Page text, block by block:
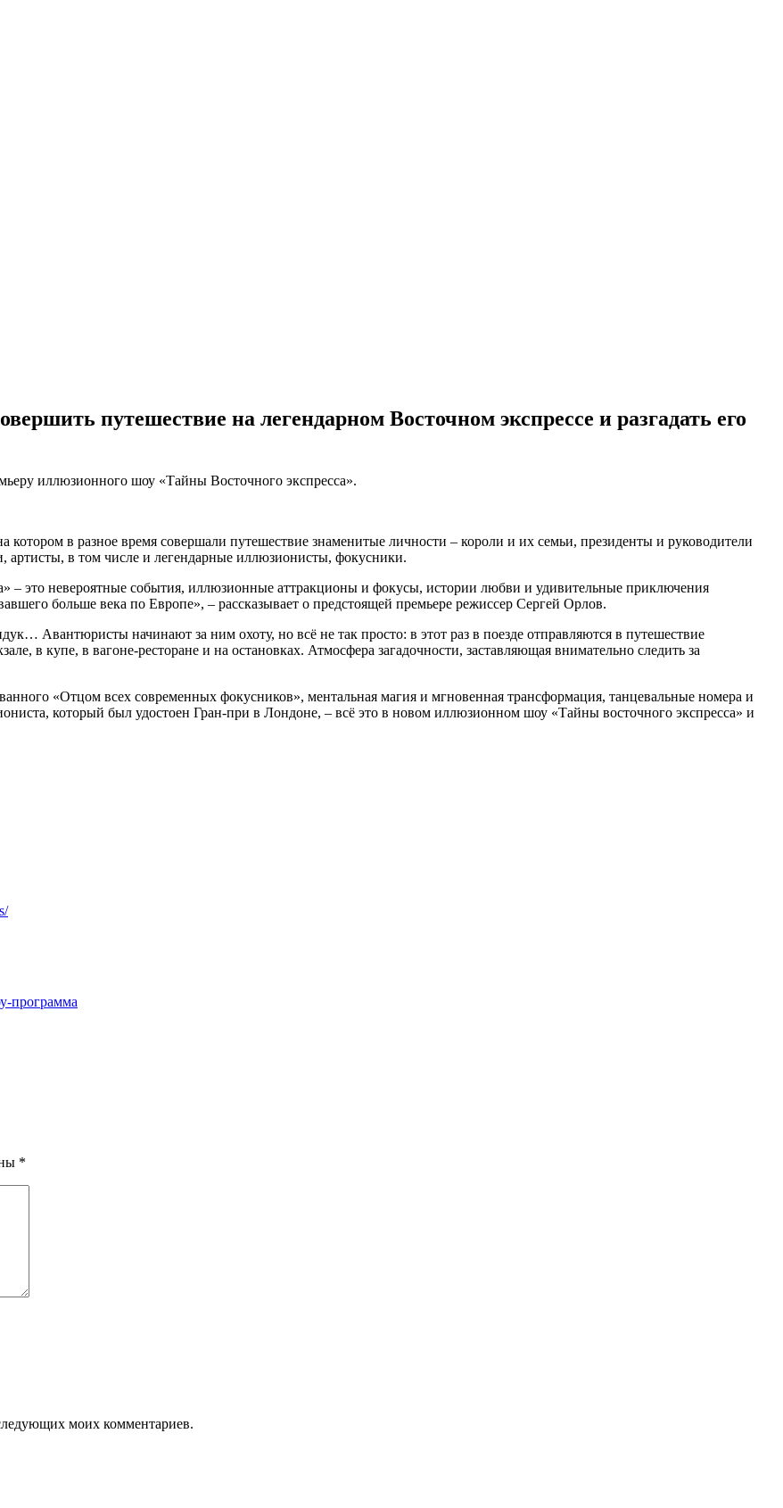
путешествие на легендарном Восточном экспрессе и разгадать его
иллюзионного шоу «Тайны Восточного экспресса».
котором в разное время совершали путешествие знаменитые личности – короли и их семьи, президенты и руководители
артисты, в том числе и легендарные иллюзионисты, фокусники.
– это невероятные события, иллюзионные аттракционы и фокусы, истории любви и удивительные приключения
больше века по Европе», – рассказывает о предстоящей премьере режиссер Сергей Орлов.
Авантюристы начинают за ним охоту, но всё не так просто: в этот раз в поезде отправляются в путешествие
в купе, в вагоне-ресторане и на остановках. Атмосфера загадочности, заставляющая внимательно следить за
«Отцом всех современных фокусников», ментальная магия и мгновенная трансформация, танцевальные номера и
который был удостоен Гран-при в Лондоне, – всё это в новом иллюзионном шоу «Тайны восточного экспресса» и
программа
*
моих комментариев.